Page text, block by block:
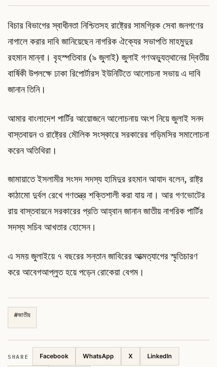
বিচার বিভাগের স্বাধীনতা নিশ্চিতসহ রাষ্ট্রের সামগ্রিক সেবা জনগণের
নাগালে করার দাবি জানিয়েছেন নাগরিক ঐক্যের সভাপতি মাহমুদুর
রহমান মান্না। বৃহস্পতিবার (৯ জুলাই) জুলাই গণঅভ্যুত্থানের দ্বিতীয়
বার্ষিকী উপলক্ষে ঢাকা রিপোর্টারস ইউনিটিতে আলোচনা সভায় এ দাবি
জানান তিনি।
আমার বাংলাদেশ পার্টির আয়োজনে আলোচনায় অংশ নিয়ে জুলাই সনদ
বাস্তবায়ন ও রাষ্ট্রের মৌলিক সংস্কারে সরকারের গড়িমসির সমালোচনা
করেন অতিথিরা।
জামায়াতে ইসলামীর সংসদ সদস্য হামিদুর রহমান আযাদ বলেন, রাষ্ট্র
কাঠামো দুর্বল রেখে গণতন্ত্র শক্তিশালী করা যায় না। আর গণভোটের
রায় বাস্তবায়নে সরকারের প্রতি আহ্বান জানান জাতীয় নাগরিক পার্টির
সদস্য সচিব আখতার হোসেন।
এ সময় জুলাইয়ে ৭ বছরের সন্তান জাবিরের আত্মত্যাগের স্মৃতিচারণ
করে আবেগআপ্লুত হয়ে পড়েন রোকেয়া বেগম।
#জাতীয়
SHARE Facebook WhatsApp X LinkedIn